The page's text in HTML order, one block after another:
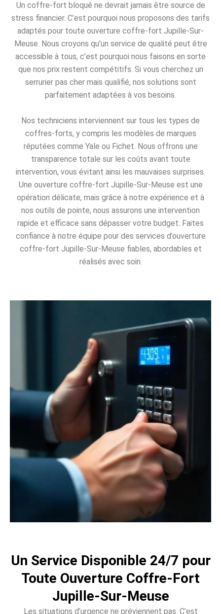
Un coffre-fort bloqué ne devrait jamais être source de
stress financier. C’est pourquoi nous proposons des tarifs
adaptés pour toute ouverture coffre-fort Jupille-Sur-
Meuse. Nous croyons qu’un service de qualité peut être
accessible à tous, c’est pourquoi nous faisons en sorte
que nos prix restent compétitifs. Si vous cherchez un
serrurier pas cher mais qualifié, nos solutions sont
parfaitement adaptées à vos besoins.
Nos techniciens interviennent sur tous les types de
coffres-forts, y compris les modèles de marques
réputées comme Yale ou Fichet. Nous offrons une
transparence totale sur les coûts avant toute
intervention, vous évitant ainsi les mauvaises surprises.
Une ouverture coffre-fort Jupille-Sur-Meuse est une
opération délicate, mais grâce à notre expérience et à
nos outils de pointe, nous assurons une intervention
rapide et efficace sans dépasser votre budget. Faites
confiance à notre équipe pour des services d’ouverture
coffre-fort Jupille-Sur-Meuse fiables, abordables et
réalisés avec soin.
Un Service Disponible 24/7 pour
Toute Ouverture Coffre-Fort
Jupille-Sur-Meuse
Les situations d’urgence ne préviennent pas. C’est